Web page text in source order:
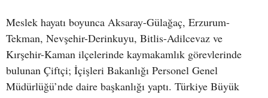
Meslek hayatı boyunca Aksaray-Gülağaç, Erzurum-
Tekman, Nevşehir-Derinkuyu, Bitlis-Adilcevaz ve
Kırşehir-Kaman ilçelerinde kaymakamlık görevlerinde
bulunan Çiftçi; İçişleri Bakanlığı Personel Genel
Müdürlüğü’nde daire başkanlığı yaptı. Türkiye Büyük